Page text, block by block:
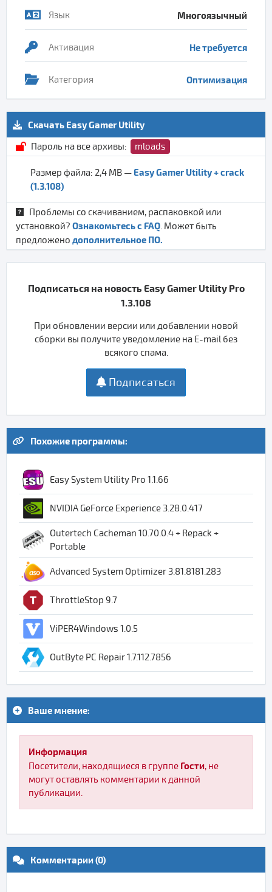
Язык Многоязычный
Активация Не требуется
Категория Оптимизация
Скачать Easy Gamer Utility
Пароль на все архивы:
mloads
Размер файла: 2,4 MB — Easy Gamer Utility + crack
(1.3.108)
Проблемы со скачиванием, распаковкой или
установкой? Ознакомьтесь с FAQ. Может быть
предложено дополнительное ПО.
Подписаться на новость Easy Gamer Utility Pro
1.3.108
При обновлении версии или добавлении новой
сборки вы получите уведомление на E-mail без
всякого спама.
Подписаться
Похожие программы:
Easy System Utility Pro 1.1.66
NVIDIA GeForce Experience 3.28.0.417
Outertech Cacheman 10.70.0.4 + Repack +
Portable
Advanced System Optimizer 3.81.8181.283
ThrottleStop 9.7
ViPER4Windows 1.0.5
OutByte PC Repair 1.7.112.7856
Ваше мнение:
Информация
Посетители, находящиеся в группе Гости, не
могут оставлять комментарии к данной
публикации.
Комментарии (0)